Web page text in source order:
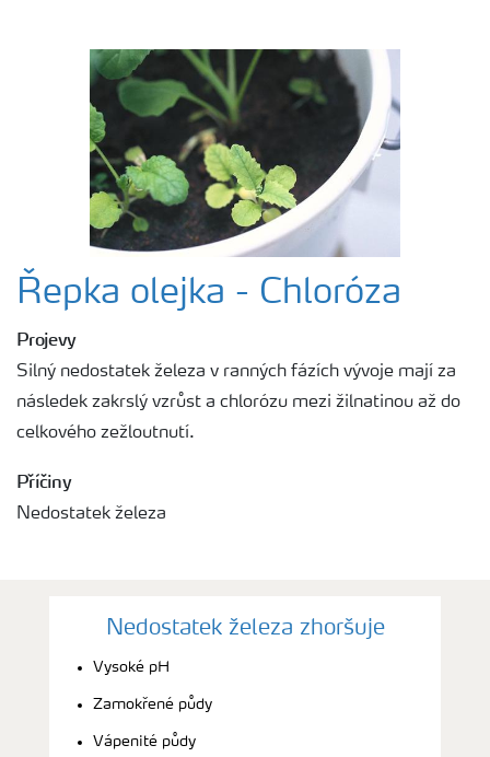
Řepka olejka - Chloróza
Projevy
Silný nedostatek železa v ranných fázích vývoje mají za
následek zakrslý vzrůst a chlorózu mezi žilnatinou až do
celkového zežloutnutí.
Příčiny
Nedostatek železa
Nedostatek železa zhoršuje
Vysoké pH
Zamokřené půdy
Vápenité půdy